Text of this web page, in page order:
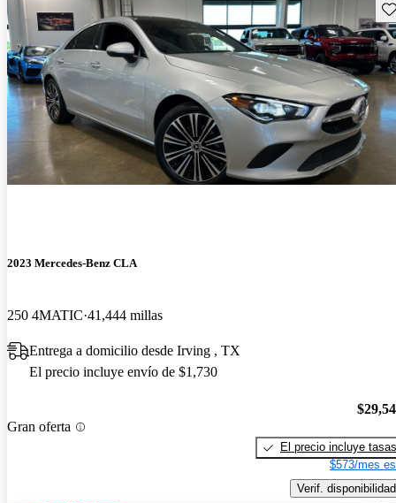
2023 Mercedes-Benz CLA
250 4MATIC 41,444 millas
Entrega a domicilio desde Irving , TX
El precio incluye envío de $1,730
Gran oferta
El precio incluye tasas
$573/mes
Verif. disponibilidad